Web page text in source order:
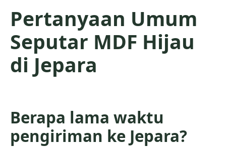
Pertanyaan Umum
Seputar MDF Hijau
di Jepara
Berapa lama waktu
pengiriman ke Jepara?